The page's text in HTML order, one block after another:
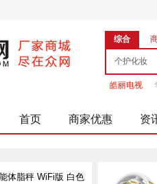
综合
皓丽电视
首页 商家优惠 资
体脂秤 WiFi版 白色